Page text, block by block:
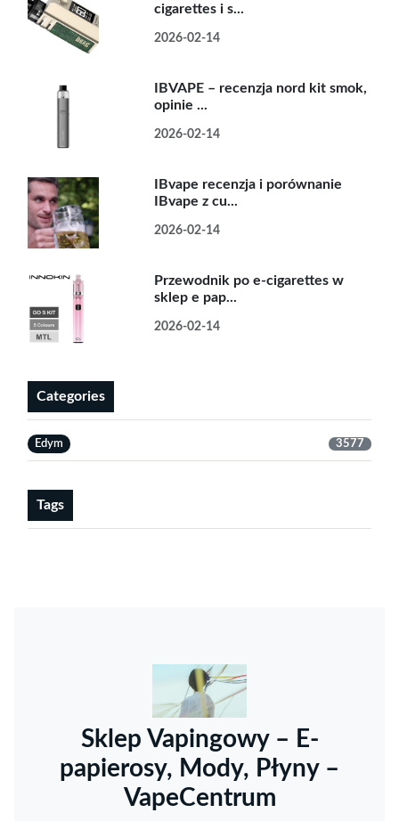
cigarettes i s...
2026-02-14
IBVAPE – recenzja nord kit smok,
opinie ...
2026-02-14
IBvape recenzja i porównanie
IBvape z cu...
2026-02-14
Przewodnik po e-cigarettes w
sklep e pap...
2026-02-14
Categories
Edym 3577
Tags
Sklep Vapingowy – E-
papierosy, Mody, Płyny –
VapeCentrum